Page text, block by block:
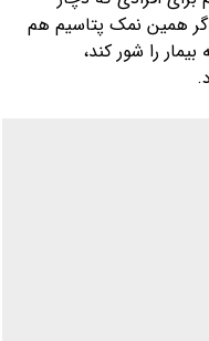
همین نمک پتاسیم هم
را شور کند،